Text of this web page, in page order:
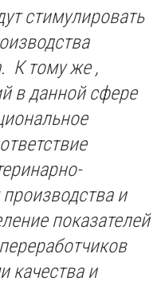
стимулировать
К тому же ,
в данной сфере
и
показателей
качества и